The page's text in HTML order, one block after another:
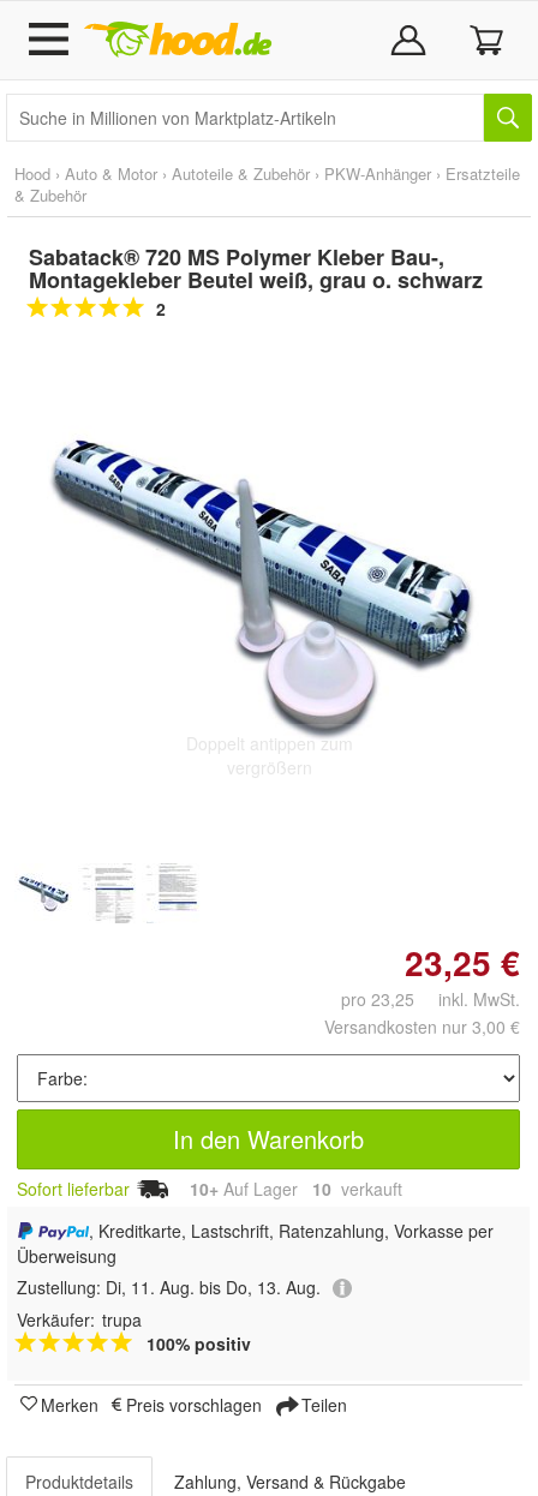
Hood › Auto & Motor › Autoteile & Zubehör › PKW-Anhänger › Ersatzteile
& Zubehör
Sabatack® 720 MS Polymer Kleber Bau-,
Montagekleber Beutel weiß, grau o. schwarz
2
Doppelt antippen zum
vergrößern
23,25 €
pro 23,25 inkl. MwSt.
Versandkosten nur 3,00 €
In den Warenkorb
Sofort lieferbar 10+ Auf Lager 10 verkauft
, Kreditkarte, Lastschrift, Ratenzahlung, Vorkasse per
Überweisung
Zustellung: Di, 11. Aug. bis Do, 13. Aug.
Verkäufer: trupa
100% positiv
Merken Preis vorschlagen Teilen
Produktdetails Zahlung, Versand & Rückgabe